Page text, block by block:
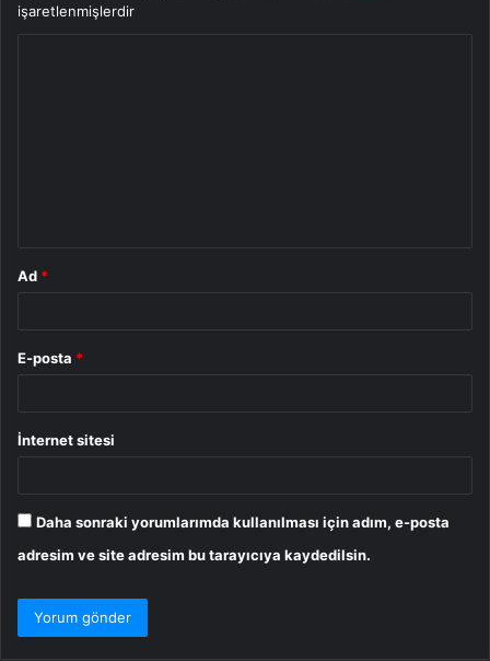
işaretlenmişlerdir
Ad *
E-posta *
İnternet sitesi
Daha sonraki yorumlarımda kullanılması için adım, e-posta
adresim ve site adresim bu tarayıcıya kaydedilsin.